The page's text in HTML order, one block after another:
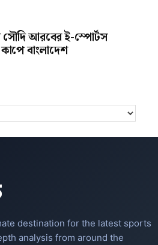
সৌদি আরবের ই-স্পোর্টস
বাংলাদেশ
destination for the latest sports
analysis from around the